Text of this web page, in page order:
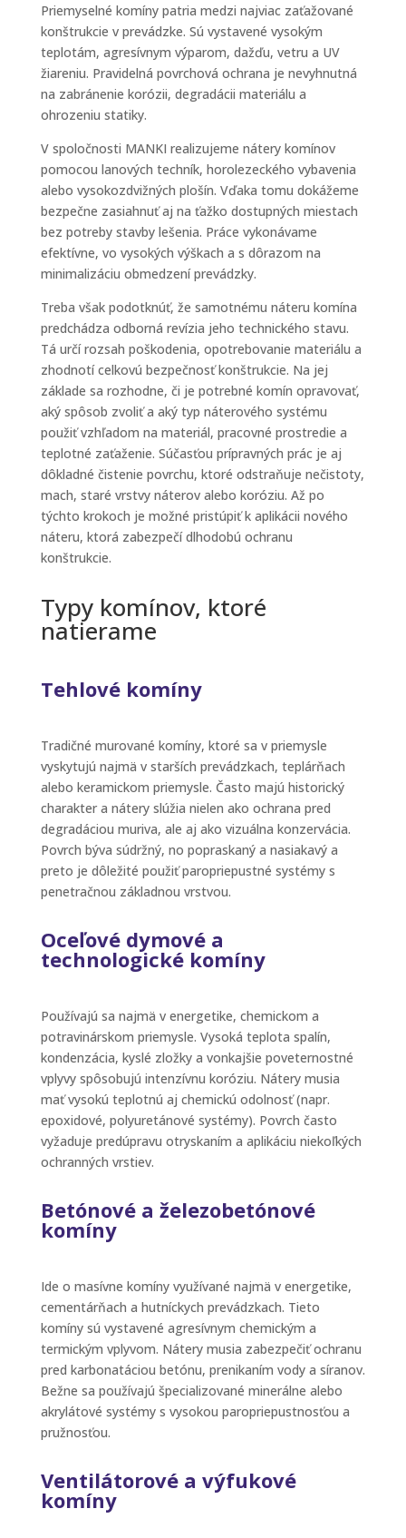
Priemyselné komíny patria medzi najviac zaťažované
konštrukcie v prevádzke. Sú vystavené vysokým
teplotám, agresívnym výparom, dažďu, vetru a UV
žiareniu. Pravidelná povrchová ochrana je nevyhnutná
na zabránenie korózii, degradácii materiálu a
ohrozeniu statiky.
V spoločnosti MANKI realizujeme nátery komínov
pomocou lanových techník, horolezeckého vybavenia
alebo vysokozdvižných plošín. Vďaka tomu dokážeme
bezpečne zasiahnuť aj na ťažko dostupných miestach
bez potreby stavby lešenia. Práce vykonávame
efektívne, vo vysokých výškach a s dôrazom na
minimalizáciu obmedzení prevádzky.
Treba však podotknúť, že samotnému náteru komína
predchádza odborná revízia jeho technického stavu.
Tá určí rozsah poškodenia, opotrebovanie materiálu a
zhodnotí celkovú bezpečnosť konštrukcie. Na jej
základe sa rozhodne, či je potrebné komín opravovať,
aký spôsob zvoliť a aký typ náterového systému
použiť vzhľadom na materiál, pracovné prostredie a
teplotné zaťaženie. Súčasťou prípravných prác je aj
dôkladné čistenie povrchu, ktoré odstraňuje nečistoty,
mach, staré vrstvy náterov alebo koróziu. Až po
týchto krokoch je možné pristúpiť k aplikácii nového
náteru, ktorá zabezpečí dlhodobú ochranu
konštrukcie.
Typy komínov, ktoré
natierame
Tehlové komíny
Tradičné murované komíny, ktoré sa v priemysle
vyskytujú najmä v starších prevádzkach, teplárňach
alebo keramickom priemysle. Často majú historický
charakter a nátery slúžia nielen ako ochrana pred
degradáciou muriva, ale aj ako vizuálna konzervácia.
Povrch býva súdržný, no popraskaný a nasiakavý a
preto je dôležité použiť paropriepustné systémy s
penetračnou základnou vrstvou.
Oceľové dymové a
technologické komíny
Používajú sa najmä v energetike, chemickom a
potravinárskom priemysle. Vysoká teplota spalín,
kondenzácia, kyslé zložky a vonkajšie poveternostné
vplyvy spôsobujú intenzívnu koróziu. Nátery musia
mať vysokú teplotnú aj chemickú odolnosť (napr.
epoxidové, polyuretánové systémy). Povrch často
vyžaduje predúpravu otryskaním a aplikáciu niekoľkých
ochranných vrstiev.
Betónové a železobetónové
komíny
Ide o masívne komíny využívané najmä v energetike,
cementárňach a hutníckych prevádzkach. Tieto
komíny sú vystavené agresívnym chemickým a
termickým vplyvom. Nátery musia zabezpečiť ochranu
pred karbonatáciou betónu, prenikaním vody a síranov.
Bežne sa používajú špecializované minerálne alebo
akrylátové systémy s vysokou paropriepustnosťou a
pružnosťou.
Ventilátorové a výfukové
komíny